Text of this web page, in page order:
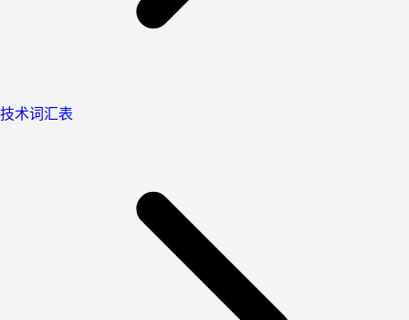
技术词汇表